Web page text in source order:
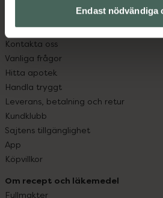
Endast nödvändiga
Kundservice
Kontakta oss
Vanliga frågor
Hitta apotek
Handla tryggt
Leverans, betalning och retur
Kundklubb
Sajtens tillgänglighet
App
Köpvillkor
Om recept och läkemedel
Fullmakter